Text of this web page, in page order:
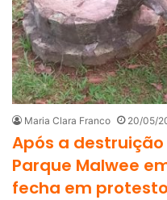
Maria Clara Franco 20/05/
Após a
Parque Malwee
fecha em